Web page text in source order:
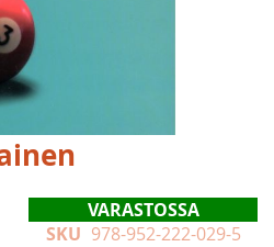
VARASTOSSA
SKU 978-952-222-029-5